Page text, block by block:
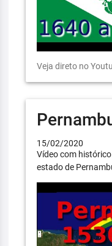
Veja direto no
15/02/2020
Vídeo com
estado de